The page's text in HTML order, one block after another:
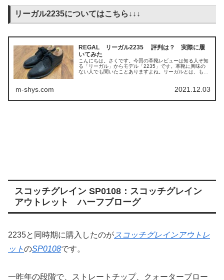
リーガル2235についてはこちら↓↓↓
REGAL リーガル2235 評判は？ 実際に履
いてみた
こんにちは。さくです。今回の革靴レビューは知る人ぞ知
る「リーガル」からモデル「2235」です。革靴に興味の
ない人でも聞いたことありますよね。リーガルとは、もと
m-shys.com 2021.12.03
スコッチグレイン SP0108：スコッチグレイン
アウトレット ハーフブローグ
2235と同時期に購入したのが スコッチグレインアウトレ
ットのSP0108です。
一昨年の段階で、ストレートチップ、クォーターブロー